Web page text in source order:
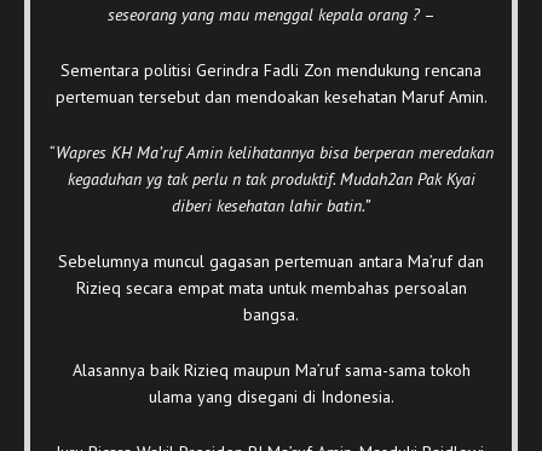
seseorang yang mau menggal kepala orang ?–
Sementara politisi Gerindra Fadli Zon mendukung rencana
pertemuan tersebut dan mendoakan kesehatan Maruf Amin.
“Wapres KH Ma’ruf Amin kelihatannya bisa berperan meredakan
kegaduhan yg tak perlu n tak produktif. Mudah2an Pak Kyai
diberi kesehatan lahir batin.”
Sebelumnya muncul gagasan pertemuan antara Ma’ruf dan
Rizieq secara empat mata untuk membahas persoalan
bangsa.
Alasannya baik Rizieq maupun Ma’ruf sama-sama tokoh
ulama yang disegani di Indonesia.